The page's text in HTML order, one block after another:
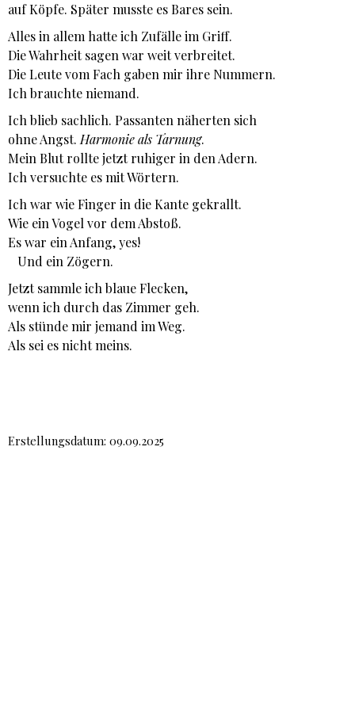
auf Köpfe. Später musste es Bares sein.
Alles in allem hatte ich Zufälle im Griff.
Die Wahrheit sagen war weit verbreitet.
Die Leute vom Fach gaben mir ihre Nummern.
Ich brauchte niemand.
Ich blieb sachlich. Passanten näherten sich
ohne Angst.Harmonie als Tarnung.
Mein Blut rollte jetzt ruhiger in den Adern.
Ich versuchte es mit Wörtern.
Ich war wie Finger in die Kante gekrallt.
Wie ein Vogel vor dem Abstoß.
Es war ein Anfang, yes!
Und ein Zögern.
Jetzt sammle ich blaue Flecken,
wenn ich durch das Zimmer geh.
Als stünde mir jemand im Weg.
Als sei es nicht meins.
Erstellungsdatum: 09.09.2025